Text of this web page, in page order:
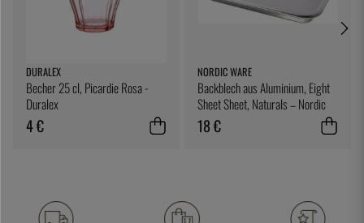
DURALEX
Becher 25 cl, Picardie Rosa -
Duralex
4 €
NORDIC WARE
Backblech aus Aluminium, Eight
Sheet Sheet, Naturals – Nordic
Ware
18 €